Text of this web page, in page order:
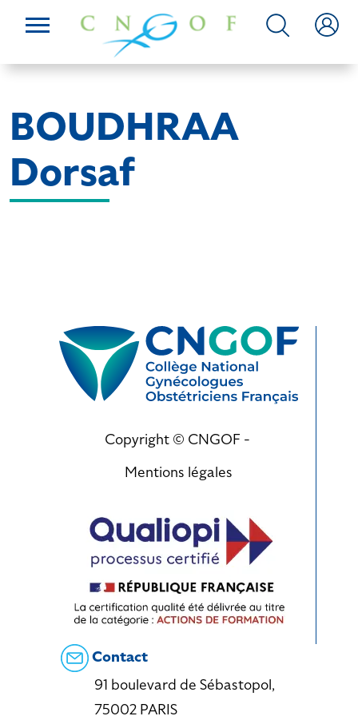
BOUDHRAA
Dorsaf
Copyright © CNGOF -
Mentions légales
Contact
91 boulevard de Sébastopol,
75002 PARIS